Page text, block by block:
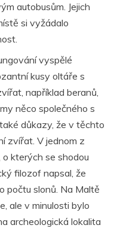
autobusům. Jejich
si vyžádalo
vyspělé
kusy oltáře s
například beranů,
něco společného s
důkazy, že v těchto
zvířat. V jednom z
kterých se shodou
filozof napsal, že
počtu slonů. Na Maltě
ale v minulosti bylo
archeologická lokalita